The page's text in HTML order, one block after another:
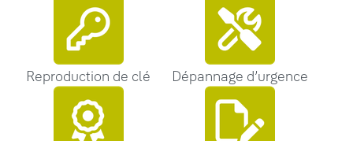
Reproduction de clé Dépannage d’urgence